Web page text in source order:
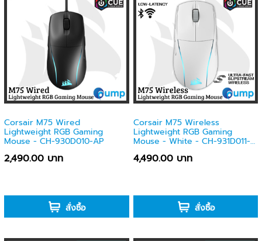
Corsair M75 Wired
Lightweight RGB Gaming
Mouse - CH-930D010-AP
2,490.00 บาท
สั่งซื้อ
Corsair M75 Wireless
Lightweight RGB Gaming
Mouse - White - CH-931D011-
4,490.00 บาท
สั่งซื้อ